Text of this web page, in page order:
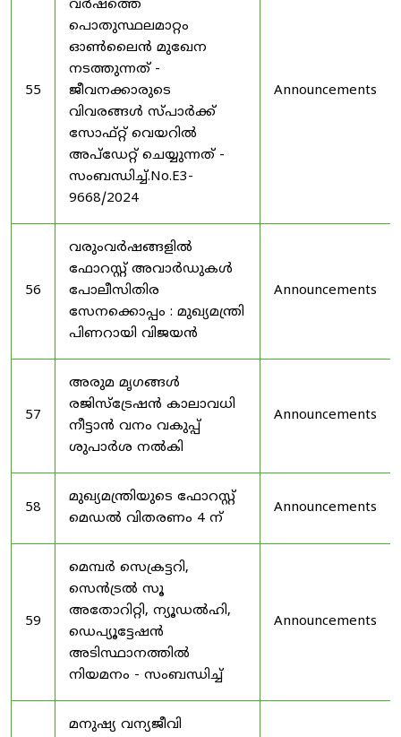
55
വർഷത്തെ
പൊതുസ്ഥലമാറ്റം
ഓൺലൈൻ മുഖേന
നടത്തുന്നത് -
ജീവനക്കാരുടെ
വിവരങ്ങൾ സ്പാർക്ക്
സോഫ്റ്റ് വെയറിൽ
അപ്ഡേറ്റ് ചെയ്യുന്നത് -
സംബന്ധിച്ച്.No.E3-
9668/2024
Announcements
56
വരുംവർഷങ്ങളിൽ
ഫോറസ്റ്റ് അവാർഡുകൾ
പോലീസിതിര
സേനക്കൊപ്പം : മുഖ്യമന്ത്രി
പിണറായി വിജയൻ
Announcements
57
അരുമ മൃഗങ്ങൾ
രജിസ്‌ട്രേഷൻ കാലാവധി
നീട്ടാൻ വനം വകുപ്പ്
ശുപാർശ നൽകി
Announcements
58
മുഖ്യമന്ത്രിയുടെ ഫോറസ്റ്റ്
മെഡൽ വിതരണം 4 ന്
Announcements
59
മെമ്പർ സെക്രട്ടറി,
സെൻട്രൽ സൂ
അതോറിറ്റി, ന്യൂഡൽഹി,
ഡെപ്യൂട്ടേഷൻ
അടിസ്ഥാനത്തിൽ
നിയമനം - സംബന്ധിച്ച്
Announcements
മനുഷ്യ വന്യജീവി